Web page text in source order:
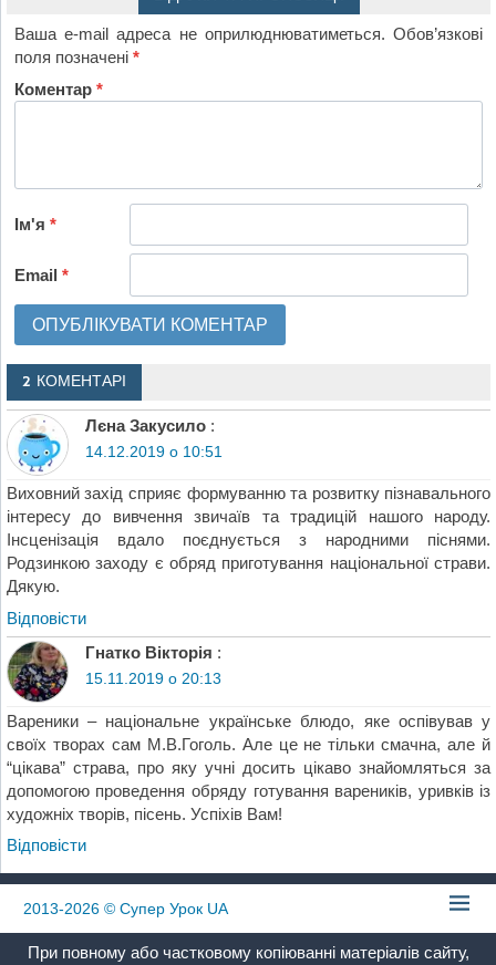
Ваша e-mail адреса не оприлюднюватиметься. Обов’язкові
поля позначені*
Коментар*
Ім'я*
Email*
2 КОМЕНТАРІ
Лєна Закусило :
14.12.2019 о 10:51
Виховний захід сприяє формуванню та розвитку пізнавального
інтересу до вивчення звичаїв та традицій нашого народу.
Інсценізація вдало поєднується з народними піснями.
Родзинкою заходу є обряд приготування національної страви.
Дякую.
Відповіcти
Гнатко Вікторія :
15.11.2019 о 20:13
Вареники – національне українське блюдо, яке оспівував у
своїх творах сам М.В.Гоголь. Але це не тільки смачна, але й
“цікава” страва, про яку учні досить цікаво знайомляться за
допомогою проведення обряду готування вареників, уривків із
художніх творів, пісень. Успіхів Вам!
Відповіcти
2013-2026 © Супер Урок UA
При повному або частковому копіюванні матеріалів сайту,